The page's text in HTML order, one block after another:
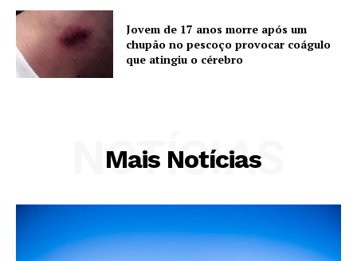
Jovem de 17 anos morre após um
chupão no pescoço provocar coágulo
que atingiu o cérebro
Mais Notícias
NOTÍCIAS